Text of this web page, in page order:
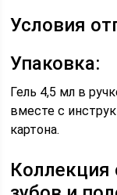
Условия
Упаковка:
Гель 4,5 мл в
вместе с
картона.
Коллекция